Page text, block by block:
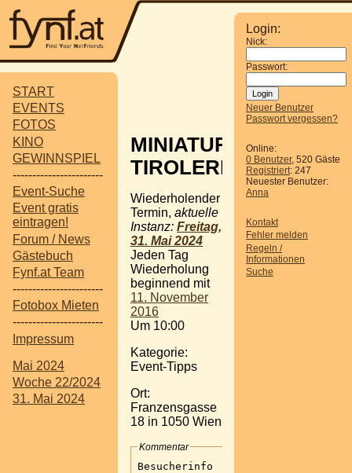
START
EVENTS
FOTOS
KINO
GEWINNSPIEL
-----------------------
Event-Suche
Event gratis
eintragen!
Forum / News
Gästebuch
Fynf.at Team
-----------------------
Fotobox Mieten
-----------------------
Impressum
Mai 2024
Woche 22/2024
31. Mai 2024
Login:
Nick:
Passwort:
Neuer Benutzer
Passwort vergessen?
Online:
0 Benutzer, 520 Gäste
Registriert: 247
Neuester Benutzer:
Anna
Kontakt
Fehler melden
Regeln /
Informationen
Suche
MINIATUR
TIROLERLAND
Wiederholender
Termin, aktuelle
Instanz: Freitag,
31. Mai 2024
Jeden Tag
Wiederholung
beginnend mit
11. November
2016
Um 10:00
Kategorie:
Event-Tipps
Ort:
Franzensgasse
18 in 1050 Wien
Kommentar
Besucherinfo